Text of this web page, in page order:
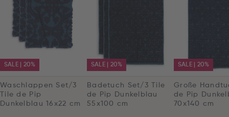
SALE | 20%
Waschlappen Set/3
Tile de Pip
Dunkelblau 16x22 cm
SALE | 20%
Badetuch Set/3 Tile
de Pip Dunkelblau
55x100 cm
SALE | 20%
Große
de Pip
70x140 cm